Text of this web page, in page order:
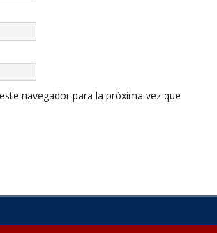
navegador para la próxima vez que